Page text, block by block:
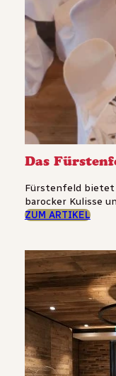
Das
Fürstenfeld bietet
barocker Kulisse
ZUM ARTIKEL